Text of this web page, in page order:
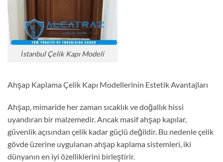
İstanbul Çelik Kapı Modeli
Ahşap Kaplama Çelik Kapı Modellerinin Estetik Avantajları
Ahşap, mimaride her zaman sıcaklık ve doğallık hissi
uyandıran bir malzemedir. Ancak masif ahşap kapılar,
güvenlik açısından çelik kadar güçlü değildir. Bu nedenle çelik
gövde üzerine uygulanan ahşap kaplama sistemleri, iki
dünyanın en iyi özelliklerini birleştirir.